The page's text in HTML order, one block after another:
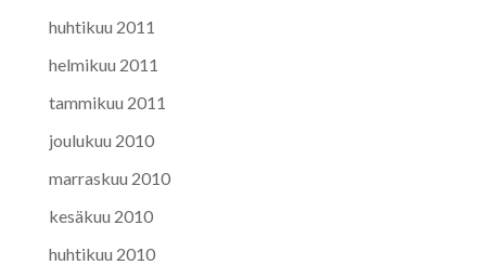
huhtikuu 2011
helmikuu 2011
tammikuu 2011
joulukuu 2010
marraskuu 2010
kesäkuu 2010
huhtikuu 2010